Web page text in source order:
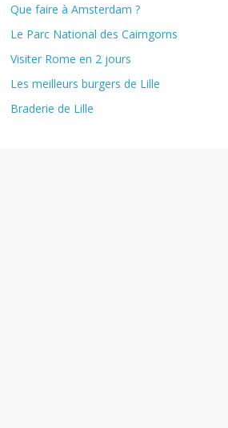
Que faire à Amsterdam ?
Le Parc National des Cairngorns
Visiter Rome en 2 jours
Les meilleurs burgers de Lille
Braderie de Lille